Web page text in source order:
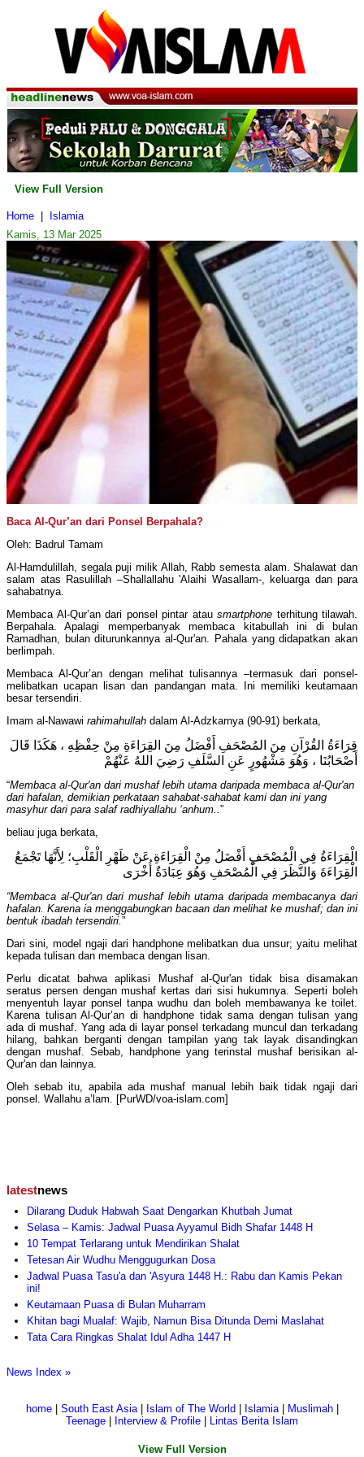
View Full Version
Home
Islamia
Kamis, 13 Mar 2025
Baca Al-Qur’an dari Ponsel Berpahala?
Oleh: Badrul Tamam
Al-Hamdulillah, segala puji milik Allah, Rabb semesta alam. Shalawat dan
salam atas Rasulillah –Shallallahu 'Alaihi Wasallam-, keluarga dan para
sahabatnya.
Membaca Al-Qur’an dari ponsel pintar atau smartphone terhitung tilawah.
Berpahala. Apalagi memperbanyak membaca kitabullah ini di bulan
Ramadhan, bulan diturunkannya al-Qur'an. Pahala yang didapatkan akan
berlimpah.
Membaca Al-Qur’an dengan melihat tulisannya –termasuk dari ponsel-
melibatkan ucapan lisan dan pandangan mata. Ini memiliki keutamaan
besar tersendiri.
Imam al-Nawawi rahimahullah dalam Al-Adzkarnya (90-91) berkata,
قِرَاءَةُ القُرْآنِ مِنَ المُصْحَفِ أَفْضَلُ مِنَ القِرَاءَةِ مِنْ حِفْظِهِ ، هَكَذَا قَالَ
أَصْحَابُنَا ، وَهُوَ مَشْهُورٍ عَنِ السَّلَفِ رَضِيَ اللهُ عَنْهُمْ
“Membaca al-Qur'an dari mushaf lebih utama daripada membaca al-Qur'an
dari hafalan, demikian perkataan sahabat-sahabat kami dan ini yang
masyhur dari para salaf radhiyallahu ‘anhum..”
beliau juga berkata,
الْقِرَاءَةُ فِي الْمُصْحَفِ أَفْضَلُ مِنْ الْقِرَاءَةِ عَنْ ظَهْرِ الْقَلْبِ؛ لِأَنَّهَا تَجْمَعُ
الْقِرَاءَةَ وَالنَّظَرَ فِي الْمُصْحَفِ وَهُوَ عِبَادَةٌ أُخْرَى
“Membaca al-Qur'an dari mushaf lebih utama daripada membacanya dari
hafalan. Karena ia menggabungkan bacaan dan melihat ke mushaf; dan ini
bentuk ibadah tersendiri.”
Dari sini, model ngaji dari handphone melibatkan dua unsur; yaitu melihat
kepada tulisan dan membaca dengan lisan.
Perlu dicatat bahwa aplikasi Mushaf al-Qur'an tidak bisa disamakan
seratus persen dengan mushaf kertas dari sisi hukumnya. Seperti boleh
menyentuh layar ponsel tanpa wudhu dan boleh membawanya ke toilet.
Karena tulisan Al-Qur’an di handphone tidak sama dengan tulisan yang
ada di mushaf. Yang ada di layar ponsel terkadang muncul dan terkadang
hilang, bahkan berganti dengan tampilan yang tak layak disandingkan
dengan mushaf. Sebab, handphone yang terinstal mushaf berisikan al-
Qur'an dan lainnya.
Oleh sebab itu, apabila ada mushaf manual lebih baik tidak ngaji dari
ponsel. Wallahu a’lam. [PurWD/voa-islam.com]
latestnews
Dilarang Duduk Habwah Saat Dengarkan Khutbah Jumat
Selasa – Kamis: Jadwal Puasa Ayyamul Bidh Shafar 1448 H
10 Tempat Terlarang untuk Mendirikan Shalat
Tetesan Air Wudhu Menggugurkan Dosa
Jadwal Puasa Tasu'a dan 'Asyura 1448 H.: Rabu dan Kamis Pekan
ini!
Keutamaan Puasa di Bulan Muharram
Khitan bagi Mualaf: Wajib, Namun Bisa Ditunda Demi Maslahat
Tata Cara Ringkas Shalat Idul Adha 1447 H
News Index »
home| South East Asia| Islam of The World Islamia| Muslimah|
Teenage
Interview & Profile Lintas Berita Islam
View Full Version